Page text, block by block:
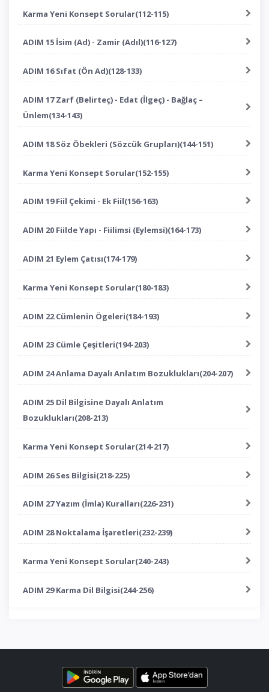
Karma Yeni Konsept Sorular(112-115)
ADIM 15 İsim (Ad) - Zamir (Adıl)(116-127)
ADIM 16 Sıfat (Ön Ad)(128-133)
ADIM 17 Zarf (Belirteç) - Edat (İlgeç) - Bağlaç –
Ünlem(134-143)
ADIM 18 Söz Öbekleri (Sözcük Grupları)(144-151)
Karma Yeni Konsept Sorular(152-155)
ADIM 19 Fiil Çekimi - Ek Fiil(156-163)
ADIM 20 Fiilde Yapı - Fiilimsi (Eylemsi)(164-173)
ADIM 21 Eylem Çatısı(174-179)
Karma Yeni Konsept Sorular(180-183)
ADIM 22 Cümlenin Ögeleri(184-193)
ADIM 23 Cümle Çeşitleri(194-203)
ADIM 24 Anlama Dayalı Anlatım Bozuklukları(204-207)
ADIM 25 Dil Bilgisine Dayalı Anlatım
Bozuklukları(208-213)
Karma Yeni Konsept Sorular(214-217)
ADIM 26 Ses Bilgisi(218-225)
ADIM 27 Yazım (İmla) Kuralları(226-231)
ADIM 28 Noktalama İşaretleri(232-239)
Karma Yeni Konsept Sorular(240-243)
ADIM 29 Karma Dil Bilgisi(244-256)